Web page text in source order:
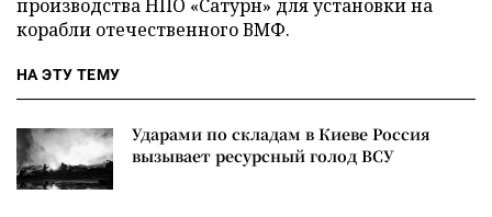
производства НПО «Сатурн» для установки на
корабли отечественного ВМФ.
НА ЭТУ ТЕМУ
Ударами по складам в Киеве Россия
вызывает ресурсный голод ВСУ